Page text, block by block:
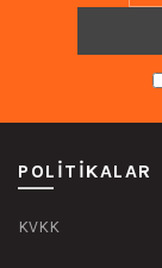
POLITIKALAR
KVKK